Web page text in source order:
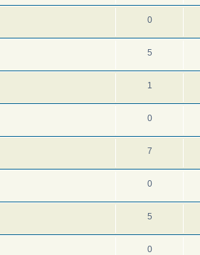
0
5
1
0
7
0
5
0